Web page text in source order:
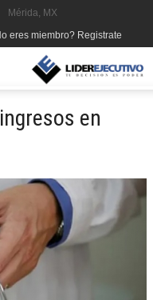
Mérida, MX
eres miembro? Registrate
en